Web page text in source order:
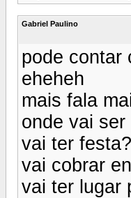
Gabriel Paulino
pode contar
eheheh
mais fala
onde vai ser
vai ter festa?
vai cobrar
vai ter lugar